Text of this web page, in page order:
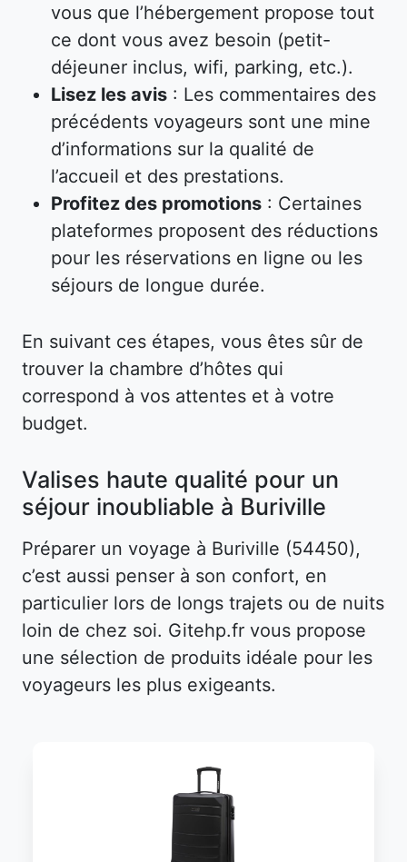
vous que l’hébergement propose tout
ce dont vous avez besoin (petit-
déjeuner inclus, wifi, parking, etc.).
Lisez les avis : Les commentaires des
précédents voyageurs sont une mine
d’informations sur la qualité de
l’accueil et des prestations.
Profitez des promotions : Certaines
plateformes proposent des réductions
pour les réservations en ligne ou les
séjours de longue durée.
En suivant ces étapes, vous êtes sûr de
trouver la chambre d’hôtes qui
correspond à vos attentes et à votre
budget.
Valises haute qualité pour un
séjour inoubliable à Buriville
Préparer un voyage à Buriville (54450),
c’est aussi penser à son confort, en
particulier lors de longs trajets ou de nuits
loin de chez soi. Gitehp.fr vous propose
une sélection de produits idéale pour les
voyageurs les plus exigeants.